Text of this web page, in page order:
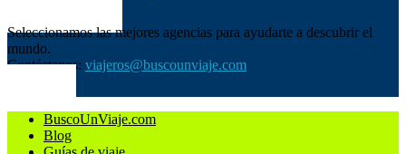
Seleccionamos las mejores agencias para ayudarte a descubrir el
mundo.
Contáctanos: viajeros@buscounviaje.com
BuscoUnViaje.com
Blog